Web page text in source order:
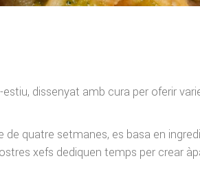
dissenyat amb cura per oferir
quatre setmanes, es basa en
xefs dediquen temps per crear